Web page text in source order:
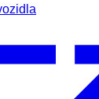
autožeriavy
kontajnerov
nadstavby